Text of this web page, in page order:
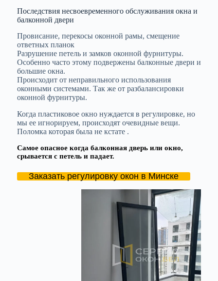
Последствия несвоевременного обслуживания окна и
балконной двери
Провисание, перекосы оконной рамы, смещение
ответных планок
Разрушение петель и замков оконной фурнитуры.
Особенно часто этому подвержены балконные двери и
большие окна.
Происходит от неправильного использования
оконными системами. Так же от разбалансировки
оконной фурнитуры.
Когда пластиковое окно нуждается в регулировке, но
мы ее игнорируем, происходят очевидные вещи.
Поломка которая была не кстате .
Самое опасное когда балконная дверь или окно,
срывается с петель и падает.
Заказать регулировку окон в Минске